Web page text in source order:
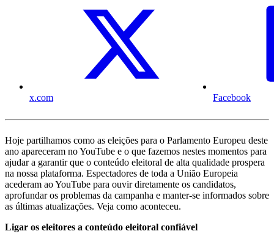
x.com Facebook
Hoje partilhamos como as eleições para o Parlamento Europeu deste
ano apareceram no YouTube e o que fazemos nestes momentos para
ajudar a garantir que o conteúdo eleitoral de alta qualidade prospera
na nossa plataforma. Espectadores de toda a União Europeia
acederam ao YouTube para ouvir diretamente os candidatos,
aprofundar os problemas da campanha e manter-se informados sobre
as últimas atualizações. Veja como aconteceu.
Ligar os eleitores a conteúdo eleitoral confiável